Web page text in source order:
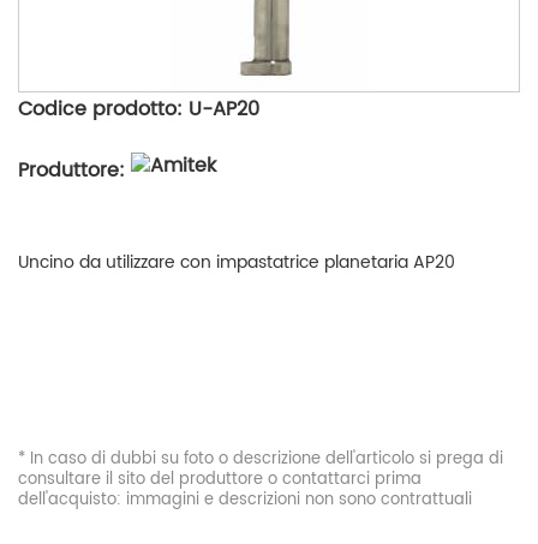
Codice prodotto: U-AP20
Produttore:
Uncino da utilizzare con impastatrice planetaria AP20
* In caso di dubbi su foto o descrizione dell'articolo si prega di
consultare il sito del produttore o contattarci prima
dell'acquisto: immagini e descrizioni non sono contrattuali